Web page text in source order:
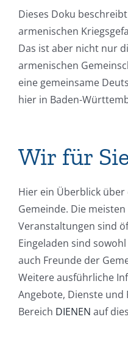
Dieses Doku
armenischen
Das ist aber nicht nur
armenischen
eine gemeinsame
hier in Baden-
Wir für
Hier ein Überblick
Gemeinde. Die
Veranstaltungen sind
Eingeladen sind
auch Freunde der
Weitere ausführliche
Angebote, Dienste und
Bereich DIENEN auf